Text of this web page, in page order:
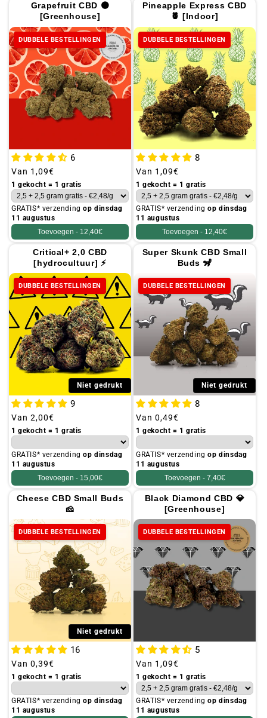
Grapefruit CBD 🟠
[Greenhouse]
DUBBELE BESTELLINGEN
6
Gebruikelijke
prijs
Van 1,09€
1 gekocht = 1 gratis
GRATIS* verzendingop dinsdag
11 augustus
Toevoegen - 12,40€
Pineapple Express CBD
🍍 [Indoor]
DUBBELE BESTELLINGEN
8
Gebruikelijke
prijs
Van 1,09€
1 gekocht = 1 gratis
GRATIS* verzendingop dinsdag
11 augustus
Toevoegen - 12,40€
Critical+ 2,0 CBD
[hydrocultuur] ⚡
DUBBELE BESTELLINGEN
Niet gedrukt
9
Gebruikelijke
prijs
Van 2,00€
1 gekocht = 1 gratis
GRATIS* verzendingop dinsdag
11 augustus
Toevoegen - 15,00€
Super Skunk CBD Small
Buds 🦨
DUBBELE BESTELLINGEN
Niet gedrukt
8
Gebruikelijke
prijs
Van 0,49€
1 gekocht = 1 gratis
GRATIS* verzendingop dinsdag
11 augustus
Toevoegen - 7,40€
Cheese CBD Small Buds
🧀
DUBBELE BESTELLINGEN
Niet gedrukt
16
Gebruikelijke
prijs
Van 0,39€
1 gekocht = 1 gratis
GRATIS* verzendingop dinsdag
11 augustus
Black Diamond CBD 💎
[Greenhouse]
DUBBELE BESTELLINGEN
5
Gebruikelijke
prijs
Van 1,09€
1 gekocht = 1 gratis
GRATIS* verzendingop dinsdag
11 augustus